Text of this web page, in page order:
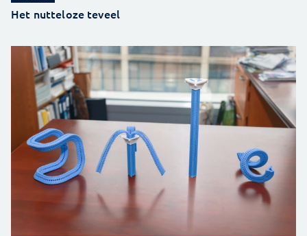
Het nutteloze teveel